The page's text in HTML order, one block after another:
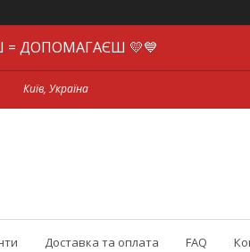
= ДОПОМАГАЄШ 💛💙
Київ, Україна
Доставка та оплата FAQ